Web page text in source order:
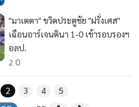
"มาเตตา" ขวิดประตูชัย "ฝรั่งเศส"
เฉือนอาร์เจนตินา 1-0 เข้ารอบรองฯ
อลป.
2 ปี
2 3 4 5